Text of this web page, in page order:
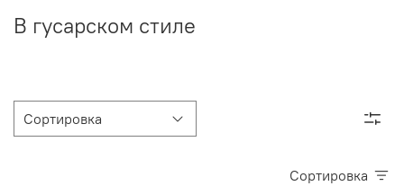
В гусарском стиле
Сортировка